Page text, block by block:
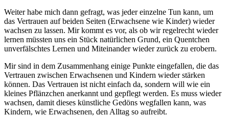
Weiter habe mich dann gefragt, was jeder einzelne Tun kann, um
das Vertrauen auf beiden Seiten (Erwachsene wie Kinder) wieder
wachsen zu lassen. Mir kommt es vor, als ob wir regelrecht wieder
lernen müssten uns ein Stück natürlichen Grund, ein Quentchen
unverfälschtes Lernen und Miteinander wieder zurück zu erobern.
Mir sind in dem Zusammenhang einige Punkte eingefallen, die das
Vertrauen zwischen Erwachsenen und Kindern wieder stärken
können. Das Vertrauen ist nicht einfach da, sondern will wie ein
kleines Pflänzchen anerkannt und gepflegt werden. Es muss wieder
wachsen, damit dieses künstliche Gedöns wegfallen kann, was
Kindern, wie Erwachsenen, den Alltag so aufreibt.